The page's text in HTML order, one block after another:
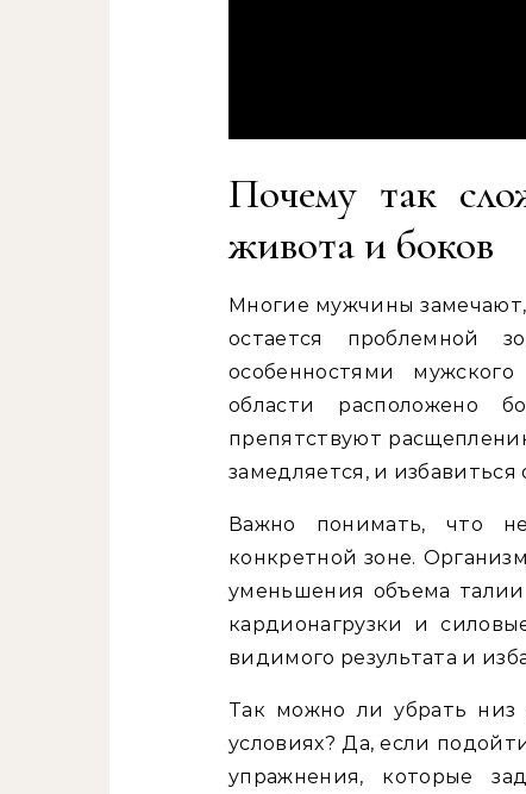
Почему так
живота и боков
Многие мужчины
остается проблемной
особенностями
области расположено
препятствуют
замедляется, и
Важно понимать, что
конкретной зоне.
уменьшения объема
кардионагрузки и
видимого результата и
Так можно ли убрать
условиях? Да, если
упражнения, которые